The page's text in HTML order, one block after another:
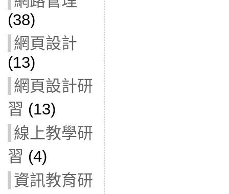
(38)
網頁設計
(13)
網頁設計研
習 (13)
線上教學研
習 (4)
資訊教育研